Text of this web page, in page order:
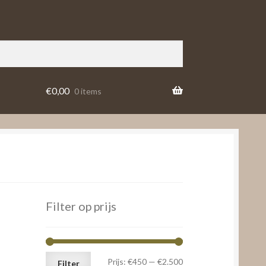
€0,00 0 items
Filter op prijs
Min.
Max.
Filter Prijs: €450— €2.500